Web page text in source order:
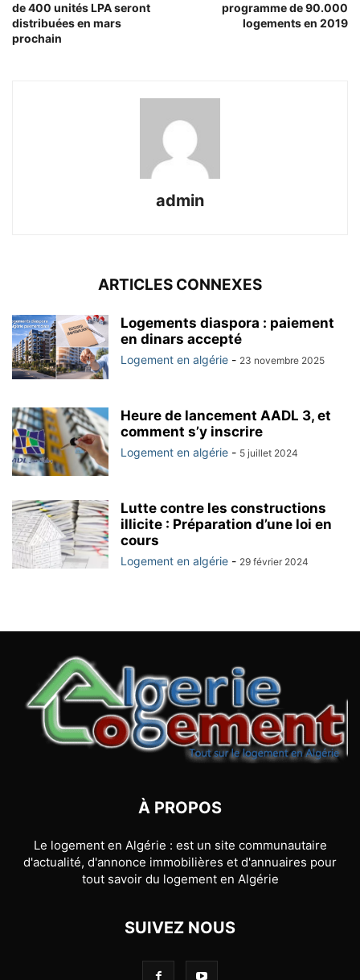
de 400 unités LPA seront
distribuées en mars
prochain
programme de 90.000
logements en 2019
admin
ARTICLES CONNEXES
Logements diaspora : paiement
en dinars accepté
Logement en algérie - 23 novembre 2025
Heure de lancement AADL 3, et
comment s’y inscrire
Logement en algérie - 5 juillet 2024
Lutte contre les constructions
illicite : Préparation d’une loi en
cours
Logement en algérie - 29 février 2024
À PROPOS
Le logement en Algérie : est un site communautaire
d'actualité, d'annonce immobilières et d'annuaires pour
tout savoir du logement en Algérie
SUIVEZ NOUS